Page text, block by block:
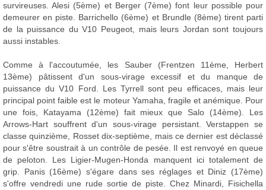
survireuses. Alesi (5ème) et Berger (7ème) font leur possible pour
demeurer en piste. Barrichello (6ème) et Brundle (8ème) tirent parti
de la puissance du V10 Peugeot, mais leurs Jordan sont toujours
aussi instables.
Comme à l'accoutumée, les Sauber (Frentzen 11ème, Herbert
13ème) pâtissent d'un sous-virage excessif et du manque de
puissance du V10 Ford. Les Tyrrell sont peu efficaces, mais leur
principal point faible est le moteur Yamaha, fragile et anémique. Pour
une fois, Katayama (12ème) fait mieux que Salo (14ème). Les
Arrows-Hart souffrent d'un sous-virage persistant. Verstappen se
classe quinzième, Rosset dix-septième, mais ce dernier est déclassé
pour s'être soustrait à un contrôle de pesée. Il est renvoyé en queue
de peloton. Les Ligier-Mugen-Honda manquent ici totalement de
grip. Panis (16ème) s'égare dans ses réglages et Diniz (17ème)
s'offre vendredi une rude sortie de piste. Chez Minardi, Fisichella